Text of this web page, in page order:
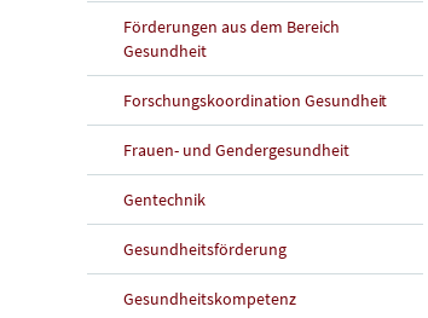
Förderungen aus dem Bereich
Gesundheit
Forschungskoordination Gesundheit
Frauen- und Gendergesundheit
Gentechnik
Gesundheitsförderung
Gesundheitskompetenz